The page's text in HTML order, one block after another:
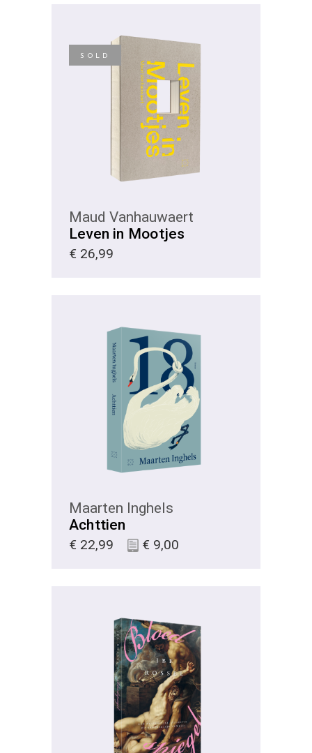
SOLD
KIES
Maud Vanhauwaert
Leven in Mootjes
€ 26,99
KIES
Maarten Inghels
Achttien
€ 22,99 € 9,00
KIES